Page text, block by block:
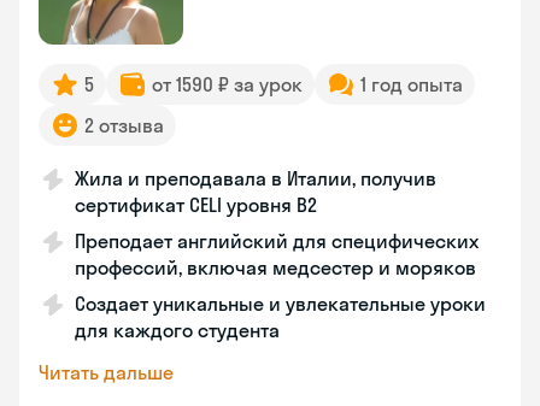
5 от 1590 ₽ за урок
1 год опыта
2 отзыва
Жила и преподавала в Италии, получив
сертификат CELI уровня В2
Преподает английский для специфических
профессий, включая медсестер и моряков
Создает уникальные и увлекательные уроки
для каждого студента
Читать дальше